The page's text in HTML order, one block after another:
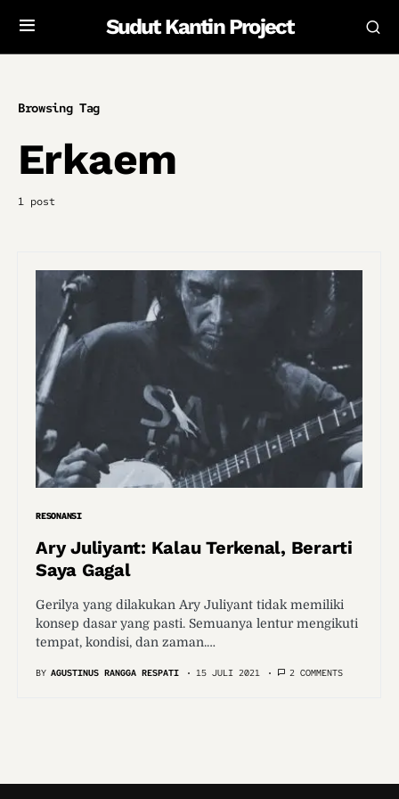
Sudut Kantin Project
Browsing Tag
Erkaem
1 post
RESONANSI
Ary Juliyant: Kalau Terkenal, Berarti
Saya Gagal
Gerilya yang dilakukan Ary Juliyant tidak memiliki
konsep dasar yang pasti. Semuanya lentur mengikuti
tempat, kondisi, dan zaman.…
BY AGUSTINUS RANGGA RESPATI 15 JULI 2021 2 COMMENTS